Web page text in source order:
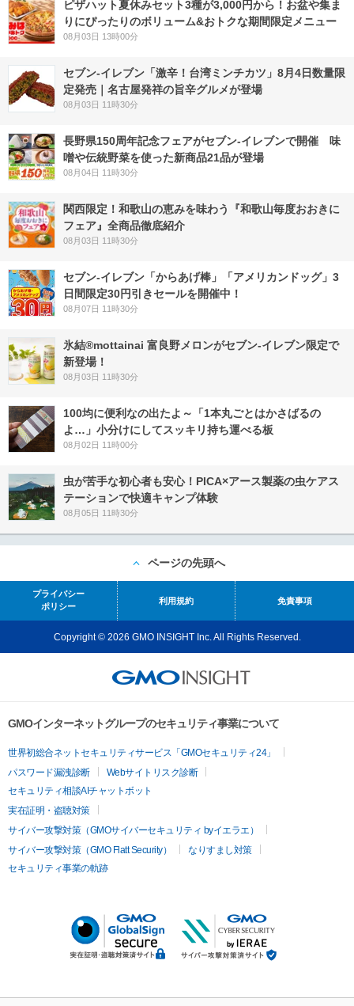
ピザハット夏休みセット3種が3,000円から！お盆や集ま
りにぴったりのボリューム&おトクな期間限定メニュー
08月03日 13時00分
セブン-イレブン「激辛！台湾ミンチカツ」8月4日数量限
定発売｜名古屋発祥の旨辛グルメが登場
08月03日 11時30分
長野県150周年記念フェアがセブン-イレブンで開催 味
噌や伝統野菜を使った新商品21品が登場
08月04日 11時30分
関西限定！和歌山の恵みを味わう『和歌山毎度おおきに
フェア』全商品徹底紹介
08月03日 11時30分
セブン‐イレブン「からあげ棒」「アメリカンドッグ」3
日間限定30円引きセールを開催中！
08月07日 11時30分
氷結®mottainai 富良野メロンがセブン‐イレブン限定で
新登場！
08月03日 11時30分
100均に便利なの出たよ～「1本丸ごとはかさばるの
よ…」小分けにしてスッキリ持ち運べる板
08月02日 11時00分
虫が苦手な初心者も安心！PICA×アース製薬の虫ケアス
テーションで快適キャンプ体験
08月05日 11時30分
ページの先頭へ
プライバシー
ポリシー
利用規約 免責事項
Copyright © 2026 GMO INSIGHT Inc. All Rights Reserved.
GMOインターネットグループのセキュリティ事業について
世界初総合ネットセキュリティサービス「GMOセキュリティ24」
パスワード漏洩診断
Webサイトリスク診断
セキュリティ相談AIチャットボット
実在証明・盗聴対策
サイバー攻撃対策（GMOサイバーセキュリティ byイエラエ）
サイバー攻撃対策（GMO Flatt Security）
なりすまし対策
セキュリティ事業の軌跡